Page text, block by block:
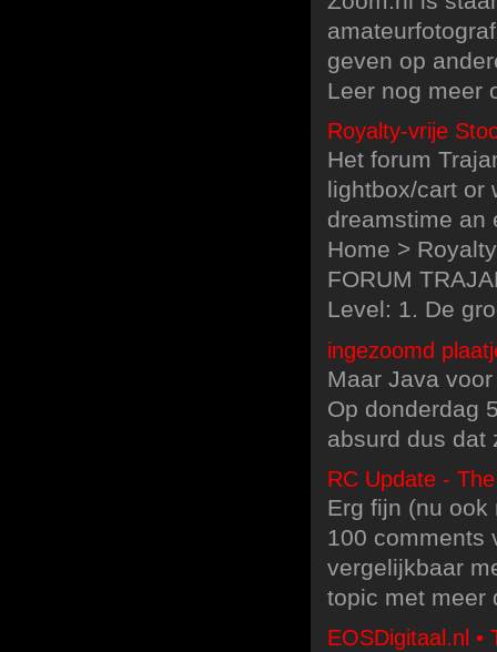
geven op
Leer nog meer
Royalty-vrije
Het forum
lightbox/cart or
dreamstime an
Home >
FORUM
Level: 1. De
ingezoomd
Maar Java
Op donderdag
absurd dus dat
RC Update -
Erg fijn (nu ook
100 comments
vergelijkbaar
topic met meer
EOSDigitaal.nl •